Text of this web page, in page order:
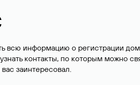
всю информацию о регистрации
контакты, по которым можно
заинтересовал.